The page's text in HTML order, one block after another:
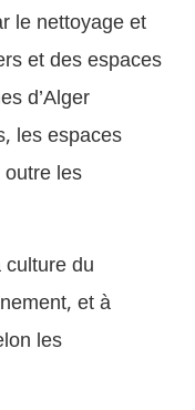
le nettoyage et
et des espaces
d’Alger
les espaces
les
du
et à
les